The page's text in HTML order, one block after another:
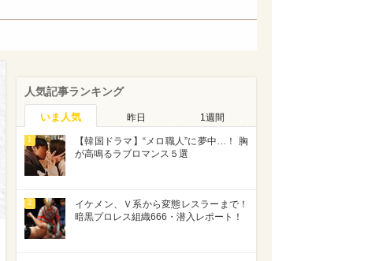
人気記事ランキング
いま人気 昨日 1週間
1
【韓国ドラマ】“メロ職人”に夢中…！ 胸
が高鳴るラブロマンス５選
2
イケメン、Ｖ系から変態レスラーまで！
暗黒プロレス組織666・潜入レポート！